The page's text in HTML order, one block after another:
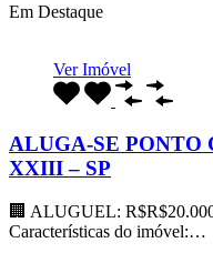
Em Destaque
Ver Imóvel
ALUGA-SE PONTO
XXIII – SP
🏢 ALUGUEL:
Características do imóvel:…